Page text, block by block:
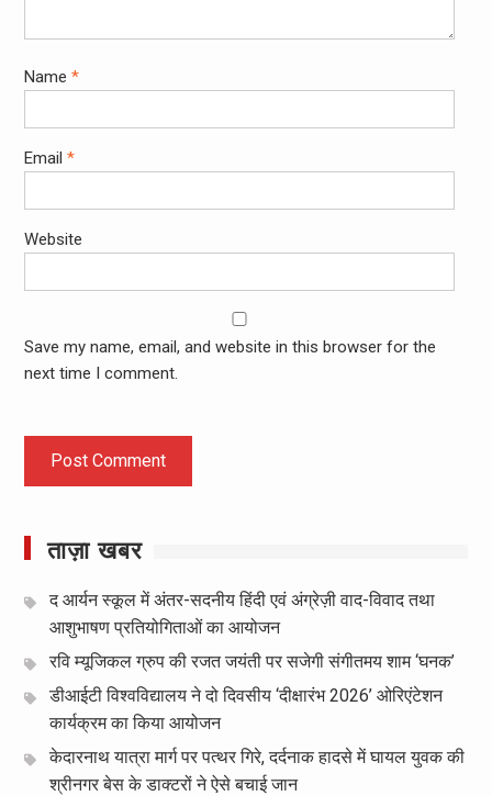
Name *
Email *
Website
Save my name, email, and website in this browser for the
next time I comment.
ताज़ा खबर
द आर्यन स्कूल में अंतर-सदनीय हिंदी एवं अंग्रेज़ी वाद-विवाद तथा
आशुभाषण प्रतियोगिताओं का आयोजन
रवि म्यूजिकल ग्रुप की रजत जयंती पर सजेगी संगीतमय शाम ‘घनक’
डीआईटी विश्वविद्यालय ने दो दिवसीय ‘दीक्षारंभ 2026’ ओरिएंटेशन
कार्यक्रम का किया आयोजन
केदारनाथ यात्रा मार्ग पर पत्थर गिरे, दर्दनाक हादसे में घायल युवक की
श्रीनगर बेस के डाक्टरों ने ऐसे बचाई जान